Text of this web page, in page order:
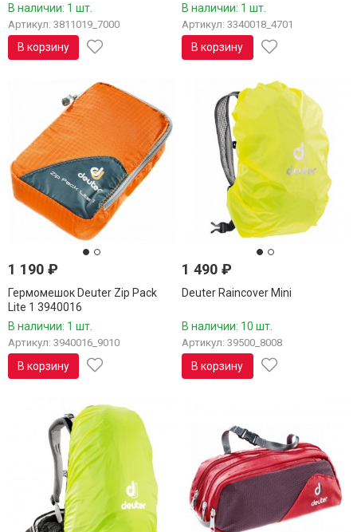
В наличии: 1 шт.
Артикул: 3811019_7000
В корзину
В наличии: 1 шт.
Артикул: 3340018_4701
В корзину
1 190 ₽
Гермомешок Deuter Zip Pack
Lite 1 3940016
В наличии: 1 шт.
Артикул: 3940016_9010
В корзину
1 490₽
Deuter Raincover Mini
В наличии: 10 шт.
Артикул: 39500_8008
В корзину